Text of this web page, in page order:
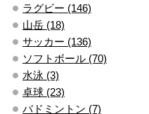
ラグビー (146)
山岳 (18)
サッカー (136)
ソフトボール (70)
水泳 (3)
卓球 (23)
バドミントン (7)